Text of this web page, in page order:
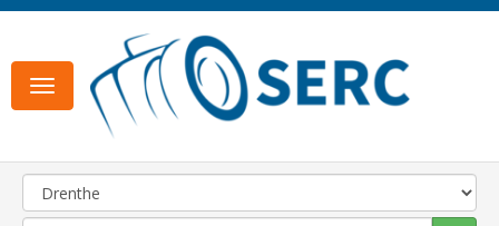
Toggle
navigation